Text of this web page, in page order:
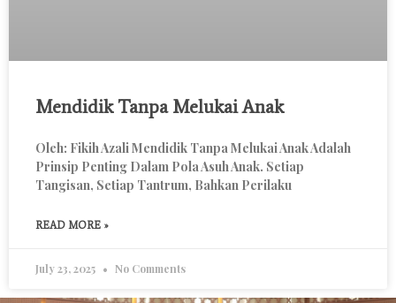
Mendidik Tanpa Melukai Anak
Oleh: Fikih Azali Mendidik Tanpa Melukai Anak Adalah
Prinsip Penting Dalam Pola Asuh Anak. Setiap
Tangisan, Setiap Tantrum, Bahkan Perilaku
READ MORE »
July 23, 2025 No Comments